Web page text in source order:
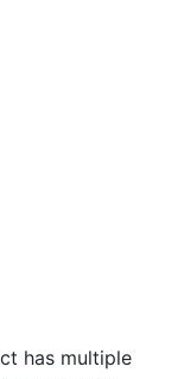
has multiple